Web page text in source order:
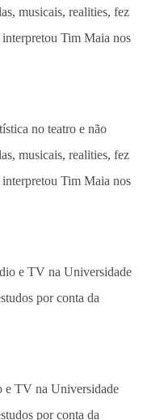
no teatro e não
musicais, realities, fez
interpretou Tim Maia nos
e TV na Universidade
por conta da